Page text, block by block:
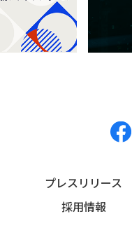
プレスリリース
採用情報